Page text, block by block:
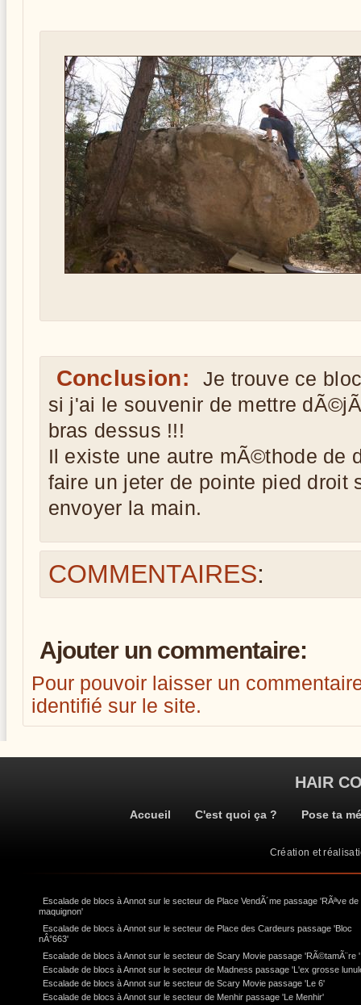
Conclusion:
Je trouve ce
si j'ai le souvenir de mettre
bras dessus !!!
Il existe une autre mÃ©thode de
faire un jeter de pointe pied droit
envoyer la main.
COMMENTAIRES:
Ajouter un commentaire:
Pour pouvoir laisser un
identifié sur le site.
HAIR
Accueil C'est quoi ça ? Pose ta
Création et
Escalade de blocs à Annot sur le secteur de Place VendÃ´me passage 'RÃªve de
maquignon'
Escalade de blocs à Annot sur le secteur de Place des Cardeurs passage 'Bloc
nÂ°663'
Escalade de blocs à Annot sur le secteur de Scary Movie passage 'RÃ©tamÃ¨re '
Escalade de blocs à Annot sur le secteur de Madness passage 'L'ex grosse
Escalade de blocs à Annot sur le secteur de Scary Movie passage 'Le 6'
Escalade de blocs à Annot sur le secteur de Menhir passage 'Le Menhir'